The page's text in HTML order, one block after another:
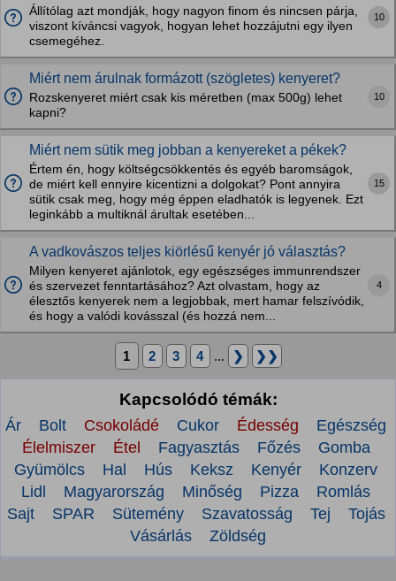
Állítólag azt mondják, hogy nagyon finom és nincsen párja,
viszont kíváncsi vagyok, hogyan lehet hozzájutni egy ilyen
csemegéhez.
10
Miért nem árulnak formázott (szögletes) kenyeret?
Rozskenyeret miért csak kis méretben (max 500g) lehet
kapni?
10
Miért nem sütik meg jobban a kenyereket a pékek?
Értem én, hogy költségcsökkentés és egyéb baromságok,
de miért kell ennyire kicentizni a dolgokat? Pont annyira
sütik csak meg, hogy még éppen eladhatók is legyenek. Ezt
leginkább a multiknál árultak esetében...
15
A vadkovászos teljes kiörlésű kenyér jó választás?
Milyen kenyeret ajánlotok, egy egészséges immunrendszer
és szervezet fenntartásához? Azt olvastam, hogy az
élesztős kenyerek nem a legjobbak, mert hamar felszívódik,
és hogy a valódi kovásszal (és hozzá nem...
4
1 2 3 4 ... ❯ ❯❯
Kapcsolódó témák:
Ár Bolt Csokoládé Cukor Édesség
Egészség
Élelmiszer
Étel Fagyasztás Főzés
Gomba
Gyümölcs
Hal Hús Keksz Kenyér
Konzerv
Lidl
Magyarország Minőség Pizza
Romlás
Sajt
SPAR Sütemény Szavatosság Tej
Tojás
Vásárlás
Zöldség